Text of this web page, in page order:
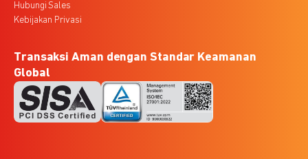
Hubungi Sales
Kebijakan Privasi
Transaksi Aman dengan Standar Keamanan
Global